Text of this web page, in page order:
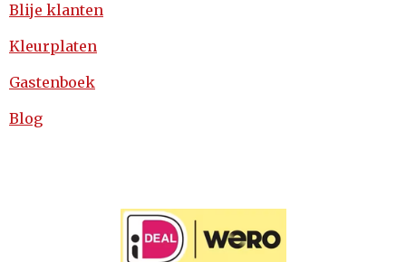
Blije klanten
Kleurplaten
Gastenboek
Blog